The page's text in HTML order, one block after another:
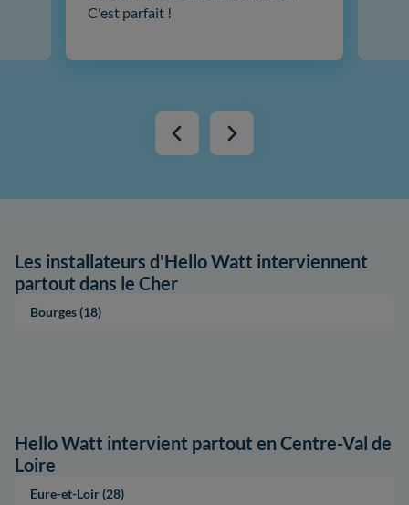
C'est parfait !
Les installateurs d'Hello Watt interviennent
partout dans le Cher
Bourges (18)
Hello Watt intervient partout en Centre-Val de
Loire
Eure-et-Loir (28)